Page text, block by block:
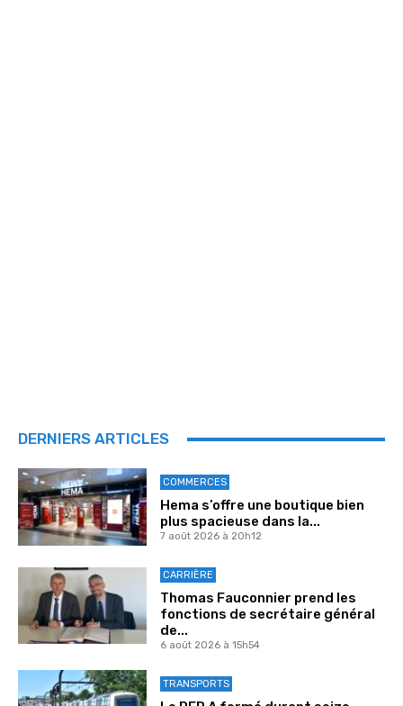
DERNIERS ARTICLES
COMMERCES
Hema s’offre une boutique bien
plus spacieuse dans la...
7 août 2026 à 20h12
CARRIÈRE
Thomas Fauconnier prend les
fonctions de secrétaire général
de...
6 août 2026 à 15h54
TRANSPORTS